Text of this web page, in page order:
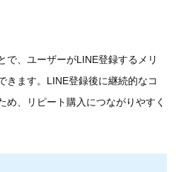
で、ユーザーがLINE登録するメリ
きます。LINE登録後に継続的なコ
め、リピート購入につながりやすく